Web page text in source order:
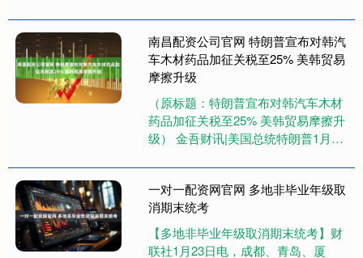
于肾精的充养；脾为 “后天之....
南昌配资公司官网 特朗普宣布对韩汽
车木材药品加征关税至25% 美韩贸易
摩擦升级
（原标题：特朗普宣布对韩汽车木材
药品加征关税至25% 美韩贸易摩擦升
级） 金吾财讯|美国总统特朗普1月26
车、木材和药品的关税从....
一对一配资网官网 多地非毕业年级取
消期末统考
【多地非毕业年级取消期末统考】财
联社1月23日电，成都、青岛、厦